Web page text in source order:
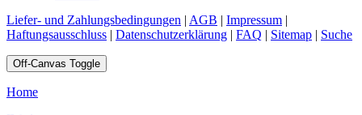
Liefer- und Zahlungsbedingungen | AGB | Impressum |
Haftungsausschluss | Datenschutzerklärung | FAQ | Sitemap | Suche
Off-Canvas Toggle
Home